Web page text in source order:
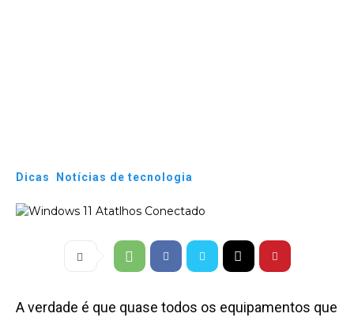
Dicas Notícias de tecnologia
A verdade é que quase todos os equipamentos que